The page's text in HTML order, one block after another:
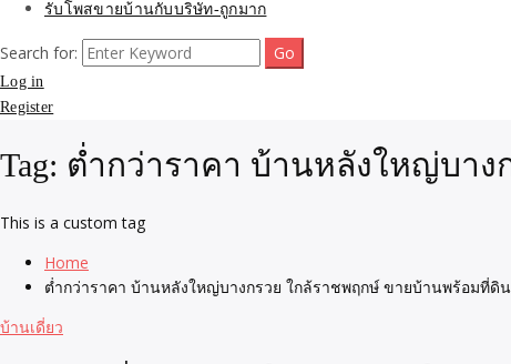
รับโพสขายบ้านกับบริษัท-ถูกมาก
Search for:
Log in
Register
Tag: ต่ำกว่าราคา บ้านหลังใหญ่บา
This is a custom tag
Home
ต่ำกว่าราคา บ้านหลังใหญ่บางกรวย ใกล้ราชพฤกษ์ ขายบ้านพร้อมที่ดิ
บ้านเดี่ยว